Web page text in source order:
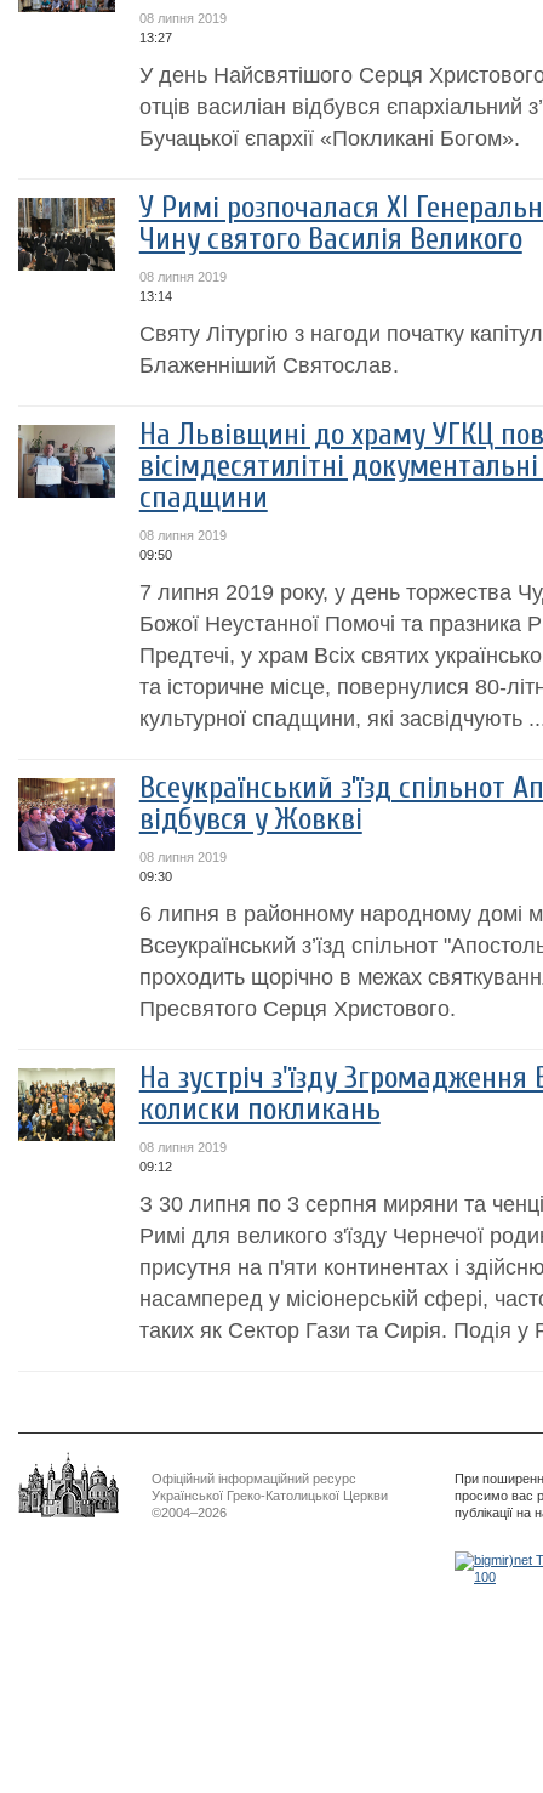
08 липня 2019
13:27
У день Найсвятішого Серця
отців василіан відбувся єпархіальний
Бучацької єпархії «Покликані Богом».
У Римі розпочалася XI
Чину cвятого Василія Великого
08 липня 2019
13:14
Святу Літургію з нагоди початку
Блаженніший Святослав.
На Львівщині до храму УГКЦ
вісімдесятилітні
спадщини
08 липня 2019
09:50
7 липня 2019 року, у день торжества
Божої Неустанної Помочі та празника
Предтечі, у храм Всіх святих
та історичне місце, повернулися 80-
культурної спадщини, які засвідчують
Всеукраїнський з’їзд спільнот
відбувся у Жовкві
08 липня 2019
09:30
6 липня в районному народному домі
Всеукраїнський з’їзд спільнот
проходить щорічно в межах
Пресвятого Серця Христового.
На зустріч з'їзду
колиски покликань
08 липня 2019
09:12
З 30 липня по 3 серпня миряни та ченці
Римі для великого з'їзду Чернечої
присутня на п'яти континентах і
насамперед у місіонерській сфері,
таких як Сектор Гази та Сирія. Подія у
Офіційний інформаційний ресурс
Української Греко-Католицької Церкви
©2004–2026
При
просимо вас
публікації на